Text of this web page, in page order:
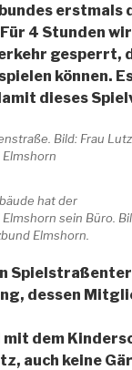
erstmals
4 Stunden
gesperrt,
können.
dieses
Bild: Frau
hat der
sein Büro.
Elmshorn.
dessen
mit dem
auch keine